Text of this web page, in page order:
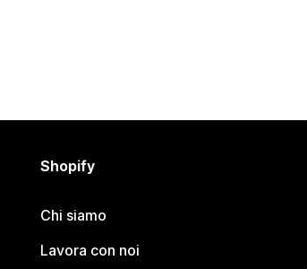
Shopify
Chi siamo
Lavora con noi